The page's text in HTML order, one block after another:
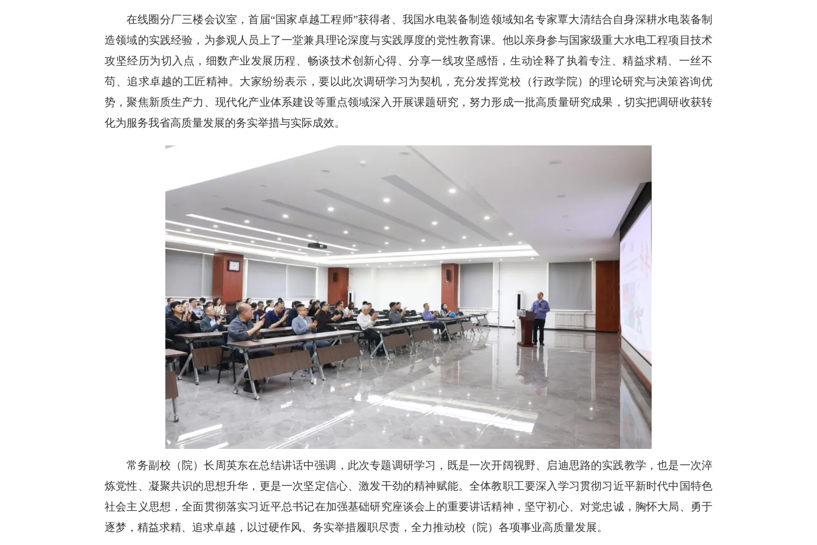
在线圈分厂三楼会议室，首届“国家卓越工程师”获得者、我国水电装备制造领域知名专家覃大清结合自身深耕水电装备制
造领域的实践经验，为参观人员上了一堂兼具理论深度与实践厚度的党性教育课。他以亲身参与国家级重大水电工程项目技术
攻坚经历为切入点，细数产业发展历程、畅谈技术创新心得、分享一线攻坚感悟，生动诠释了执着专注、精益求精、一丝不
苟、追求卓越的工匠精神。大家纷纷表示，要以此次调研学习为契机，充分发挥党校（行政学院）的理论研究与决策咨询优
势，聚焦新质生产力、现代化产业体系建设等重点领域深入开展课题研究，努力形成一批高质量研究成果，切实把调研收获转
化为服务我省高质量发展的务实举措与实际成效。
常务副校（院）长周英东在总结讲话中强调，此次专题调研学习，既是一次开阔视野、启迪思路的实践教学，也是一次淬
炼党性、凝聚共识的思想升华，更是一次坚定信心、激发干劲的精神赋能。全体教职工要深入学习贯彻习近平新时代中国特色
社会主义思想，全面贯彻落实习近平总书记在加强基础研究座谈会上的重要讲话精神，坚守初心、对党忠诚，胸怀大局、勇于
逐梦，精益求精、追求卓越，以过硬作风、务实举措履职尽责，全力推动校（院）各项事业高质量发展。